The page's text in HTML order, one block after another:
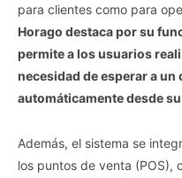
para clientes como para
Horago destaca por su
permite a los usuarios
necesidad de esperar a
automáticamente desde
Además, el sistema se
los puntos de venta (POS),